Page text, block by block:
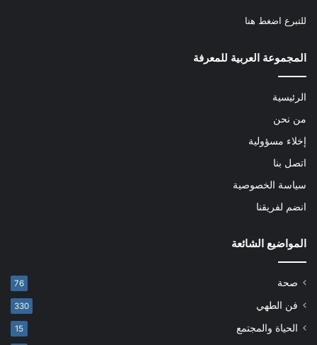
للتبرع اضغط هنا
المجموعة العربية للمعرفة
الرئيسية
من نحن
إخلاء مسؤولية
اتصل بنا
سياسة الخصوصية
انضم لفريقنا
المواضيع الشائعة
صحة 76
فن الطهي 330
الحياة والمجتمع 15